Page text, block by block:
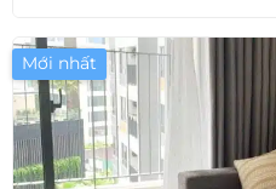
Mới nhất